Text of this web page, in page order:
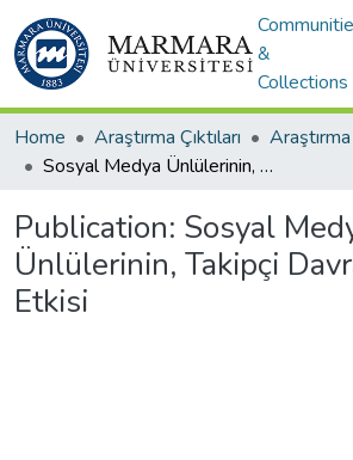
&
Collections
Home Araştırma Çıktıları
Araştırma
Sosyal Medya Ünlülerinin, Takipçi Davranışlarına Etkisi
Publication: Sosyal
Ünlülerinin, Takipçi
Etkisi